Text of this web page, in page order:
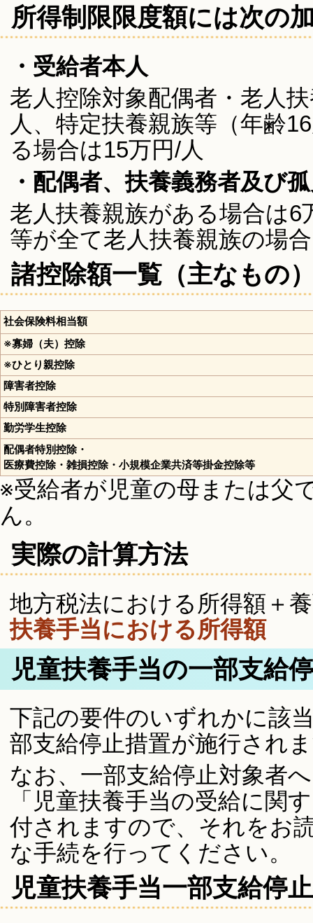
所得制限限度額には次の
・受給者本人
老人控除対象配偶者・老人
人、特定扶養親族等（年齢
る場合は15万円/人
・配偶者、扶養義務者及び
老人扶養親族がある場合は
等が全て老人扶養親族の場
諸控除額一覧（主なもの
社会保険料相当額
※寡婦（夫）控除
※ひとり親控除
障害者控除
特別障害者控除
勤労学生控除
配偶者特別控除・
医療費控除・雑損控除・小規模企業共済等掛金控除等
※受給者が児童の母または父
ん。
実際の計算方法
地方税法における所得額＋
扶養手当における所得額
児童扶養手当の一部支給
下記の要件のいずれかに該
部支給停止措置が施行され
なお、一部支給停止対象者
「児童扶養手当の受給に関
付されますので、それをお
な手続を行ってください。
児童扶養手当一部支給停